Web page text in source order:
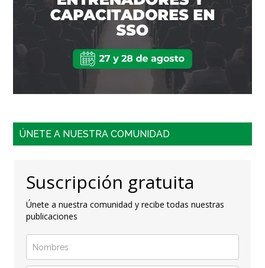
ÚNETE A NUESTRA COMUNIDAD
Suscripción gratuita
Únete a nuestra comunidad y recibe todas nuestras
publicaciones